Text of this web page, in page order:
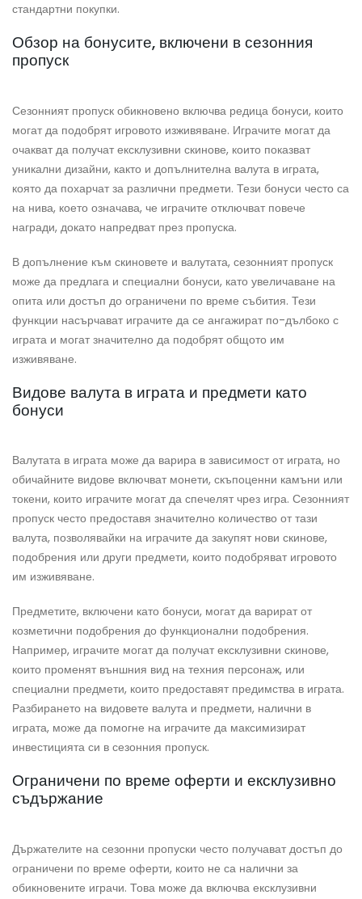
стандартни покупки.
Обзор на бонусите, включени в сезонния
пропуск
Сезонният пропуск обикновено включва редица бонуси, които
могат да подобрят игровото изживяване. Играчите могат да
очакват да получат ексклузивни скинове, които показват
уникални дизайни, както и допълнителна валута в играта,
която да похарчат за различни предмети. Тези бонуси често са
на нива, което означава, че играчите отключват повече
награди, докато напредват през пропуска.
В допълнение към скиновете и валутата, сезонният пропуск
може да предлага и специални бонуси, като увеличаване на
опита или достъп до ограничени по време събития. Тези
функции насърчават играчите да се ангажират по-дълбоко с
играта и могат значително да подобрят общото им
изживяване.
Видове валута в играта и предмети като
бонуси
Валутата в играта може да варира в зависимост от играта, но
обичайните видове включват монети, скъпоценни камъни или
токени, които играчите могат да спечелят чрез игра. Сезонният
пропуск често предоставя значително количество от тази
валута, позволявайки на играчите да закупят нови скинове,
подобрения или други предмети, които подобряват игровото
им изживяване.
Предметите, включени като бонуси, могат да варират от
козметични подобрения до функционални подобрения.
Например, играчите могат да получат ексклузивни скинове,
които променят външния вид на техния персонаж, или
специални предмети, които предоставят предимства в играта.
Разбирането на видовете валута и предмети, налични в
играта, може да помогне на играчите да максимизират
инвестицията си в сезонния пропуск.
Ограничени по време оферти и ексклузивно
съдържание
Държателите на сезонни пропуски често получават достъп до
ограничени по време оферти, които не са налични за
обикновените играчи. Това може да включва ексклузивни